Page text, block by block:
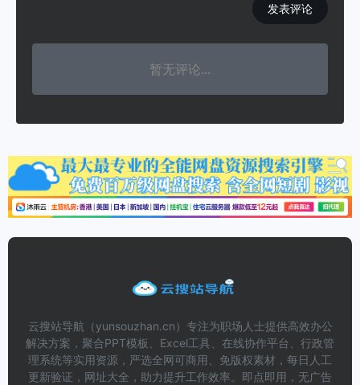
发表评论
暂无评论...
云搜站导航（yunsouzhan.cn）专注为职场人士提供高效办公
解决方案，聚合PPT模板、Excel工具、在线协作平台、行政管
理系统等实用资源，严选全网可商用、免版权素材，每日人工
更新验证，网址大全，助力提升工作效率。即点即用，无广告